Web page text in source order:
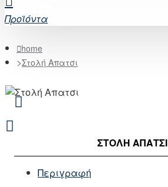
Προϊόντα
home
Στολή Απατσι
ΣΤΟΛΉ ΑΠΑΤΣΙ
Περιγραφή